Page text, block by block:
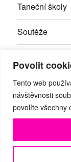
Povolit
Tento web
návštěvnosti
povolíte všechny
Taneční školy
Soutěže
Kontakty
Facebook
© Taneční